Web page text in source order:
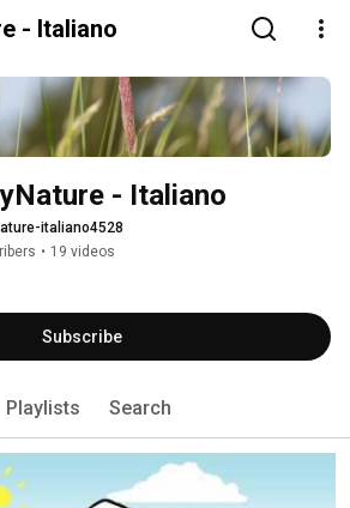
- Italiano
- Italiano
italiano4528
• 19 videos
Subscribe
Playlists Search